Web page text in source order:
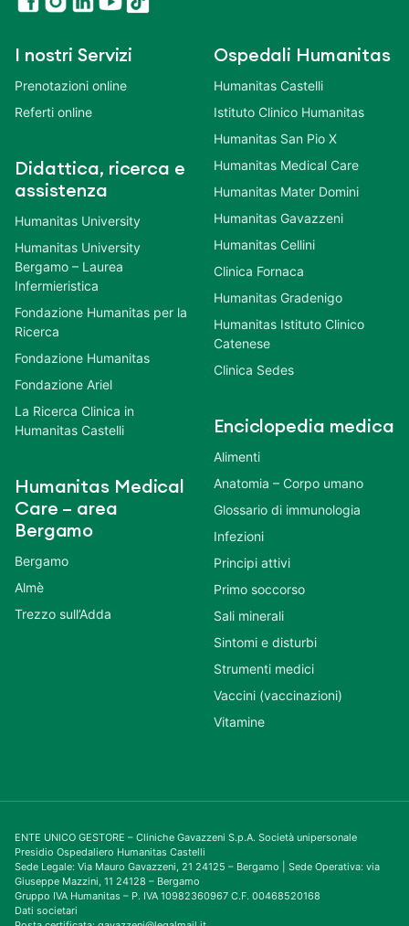
I nostri Servizi
Prenotazioni online
Referti online
Didattica, ricerca e
assistenza
Humanitas University
Humanitas University
Bergamo – Laurea
Infermieristica
Fondazione Humanitas per la
Ricerca
Fondazione Humanitas
Fondazione Ariel
La Ricerca Clinica in
Humanitas Castelli
Humanitas Medical
Care – area
Bergamo
Bergamo
Almè
Trezzo sull’Adda
Ospedali Humanitas
Humanitas Castelli
Istituto Clinico Humanitas
Humanitas San Pio X
Humanitas Medical Care
Humanitas Mater Domini
Humanitas Gavazzeni
Humanitas Cellini
Clinica Fornaca
Humanitas Gradenigo
Humanitas Istituto Clinico
Catenese
Clinica Sedes
Enciclopedia medica
Alimenti
Anatomia – Corpo umano
Glossario di immunologia
Infezioni
Principi attivi
Primo soccorso
Sali minerali
Sintomi e disturbi
Strumenti medici
Vaccini (vaccinazioni)
Vitamine
ENTE UNICO GESTORE – Cliniche Gavazzeni S.p.A. Società unipersonale
Presidio Ospedaliero Humanitas Castelli
Sede Legale: Via Mauro Gavazzeni, 21 24125 – Bergamo | Sede Operativa: via
Giuseppe Mazzini, 11 24128 – Bergamo
Gruppo IVA Humanitas – P. IVA 10982360967 C.F. 00468520168
Dati societari